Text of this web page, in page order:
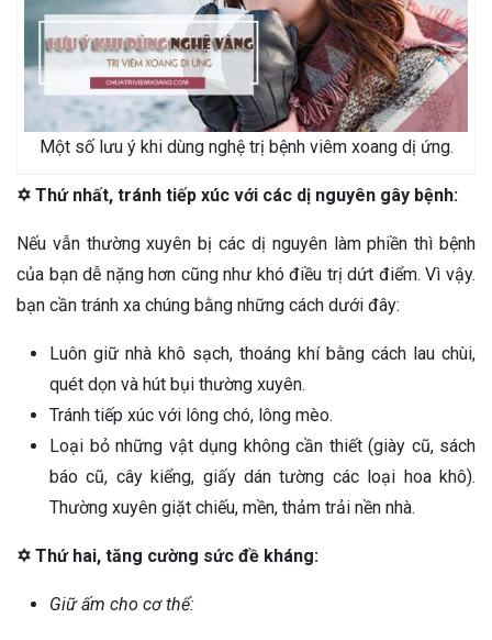
Một số lưu ý khi dùng nghệ trị bệnh viêm xoang dị ứng.
✡ Thứ nhất, tránh tiếp xúc với các dị nguyên gây bệnh:
Nếu vẫn thường xuyên bị các dị nguyên làm phiền thì bệnh
của bạn dễ nặng hơn cũng như khó điều trị dứt điểm. Vì vậy.
bạn cần tránh xa chúng bằng những cách dưới đây:
Luôn giữ nhà khô sạch, thoáng khí bằng cách lau chùi,
quét dọn và hút bụi thường xuyên.
Tránh tiếp xúc với lông chó, lông mèo.
Loại bỏ những vật dụng không cần thiết (giày cũ, sách
báo cũ, cây kiểng, giấy dán tường các loại hoa khô).
Thường xuyên giặt chiếu, mền, thảm trải nền nhà.
✡ Thứ hai, tăng cường sức đề kháng:
Giữ ấm cho cơ thể: